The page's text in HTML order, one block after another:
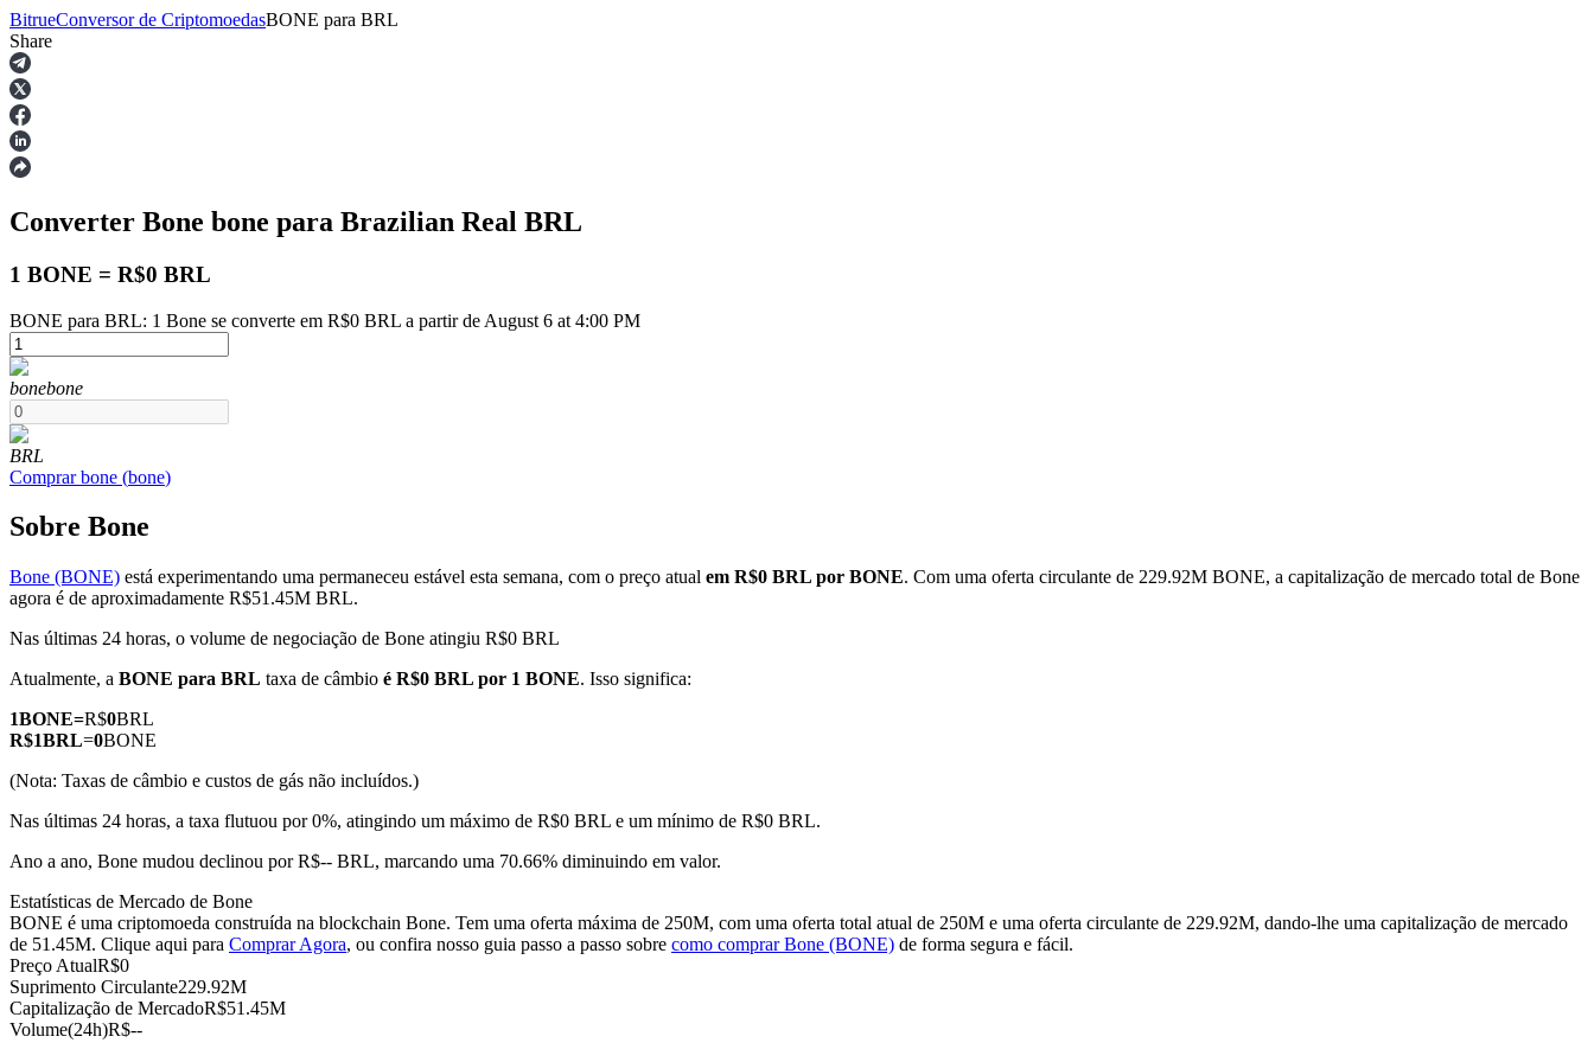
Futuros
Futuros de USDT
Futuros usando USDT como garantia
Futuros COIN-M
Futuros de criptomoeda
BitrueConversor de CriptomoedasBONE para BRL
Share
Converter Bone bone para Brazilian Real BRL
1 BONE = R$0 BRL
BONE para BRL: 1 Bone se converte em R$0 BRL a partir de August 6 at 4:00 PM
bonebone
BRL
Comprar bone (bone)
Sobre Bone
Bone (BONE) está experimentando uma permaneceu estável esta semana, com o preço atual em R$0 BRL por BONE. Com uma oferta circulante de 229.92M BONE, a capitalização de mercado total de Bone
agora é de aproximadamente R$51.45M BRL.
Nas últimas 24 horas, o volume de negociação de Bone atingiu R$0 BRL
Atualmente, a BONE para BRL taxa de câmbio é R$0 BRL por 1 BONE. Isso significa:
1BONE=R$0BRL
R$1BRL=0BONE
(Nota: Taxas de câmbio e custos de gás não incluídos.)
Nas últimas 24 horas, a taxa flutuou por 0%, atingindo um máximo de R$0 BRL e um mínimo de R$0 BRL.
Ano a ano, Bone mudou declinou por R$-- BRL, marcando uma 70.66% diminuindo em valor.
Estatísticas de Mercado de Bone
BONE é uma criptomoeda construída na blockchain Bone. Tem uma oferta máxima de 250M, com uma oferta total atual de 250M e uma oferta circulante de 229.92M, dando-lhe uma capitalização de mercado
de 51.45M. Clique aqui para Comprar Agora, ou confira nosso guia passo a passo sobre como comprar Bone (BONE) de forma segura e fácil.
Preço AtualR$0
Suprimento Circulante229.92M
Capitalização de MercadoR$51.45M
Volume(24h)R$--